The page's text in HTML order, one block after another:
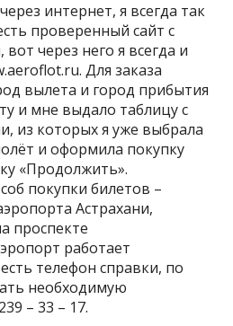
интернет, я всегда так
проверенный сайт с
через него я всегда и
Для заказа
вылета и город прибытия
и мне выдало таблицу с
из которых я уже выбрала
и оформила покупку
«Продолжить».
покупки билетов –
Астрахани,
проспекте
работает
телефон справки, по
необходимую
– 33 – 17.